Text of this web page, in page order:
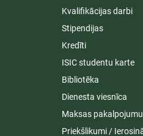
Kvalifikācijas darbi
Stipendijas
Kredīti
ISIC studentu karte
Bibliotēka
Dienesta viesnīca
Maksas
Priekšlikumi /